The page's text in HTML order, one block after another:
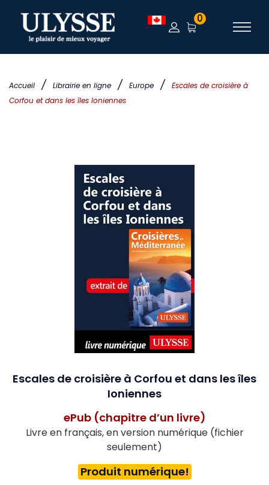
Accueil / Librairie en ligne / Europe /
Escales de croisière à
Corfou et dans les îles Ioniennes
0
Escales de croisière à Corfou et dans les îles
Ioniennes
ePub (chapitre d’un livre)
Livre en français, en version numérique (fichier
seulement)
Produit numérique!